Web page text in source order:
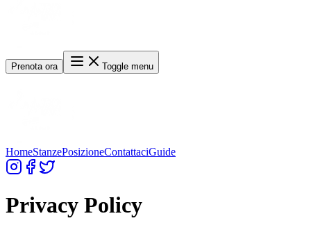
Prenota ora Toggle menu
HomeStanzePosizioneContattaciGuide
Privacy Policy